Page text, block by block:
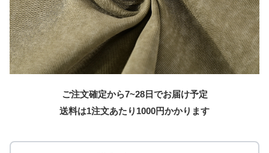
ご注文確定から7~28日でお届け予定
送料は1注文あたり 1000円かかります